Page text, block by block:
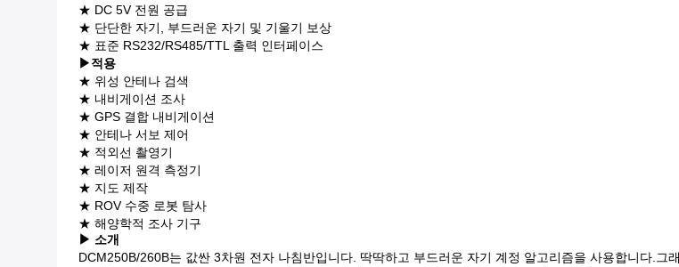
★ DC 5V 전원 공급
★ 단단한 자기, 부드러운 자기 및 기울기 보상
★ 표준 RS232/RS485/TTL 출력 인터페이스
▶적용
★ 위성 안테나 검색
★ 내비게이션 조사
★ GPS 결합 내비게이션
★ 안테나 서보 제어
★ 적외선 촬영기
★ 레이저 원격 측정기
★ 지도 제작
★ ROV 수중 로봇 탐사
★ 해양학적 조사 기구
▶ 소개
DCM250B/260B는 값싼 3차원 전자 나침반입니다. 딱딱하고 부드러운 자기 계정 알고리즘을 사용합니다.